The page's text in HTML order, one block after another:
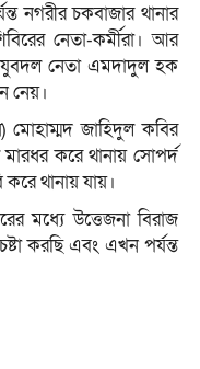
নগরীর চকবাজার থানার
নেতা-কর্মীরা। আর
যুবদল নেতা এমদাদুল হক
নেয়।
মোহাম্মদ জাহিদুল কবির
করে থানায় সোপর্দ
করে থানায় যায়।
মধ্যে উত্তেজনা বিরাজ
করছি এবং এখন পর্যন্ত